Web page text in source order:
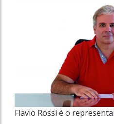
Flavio Rossi é o